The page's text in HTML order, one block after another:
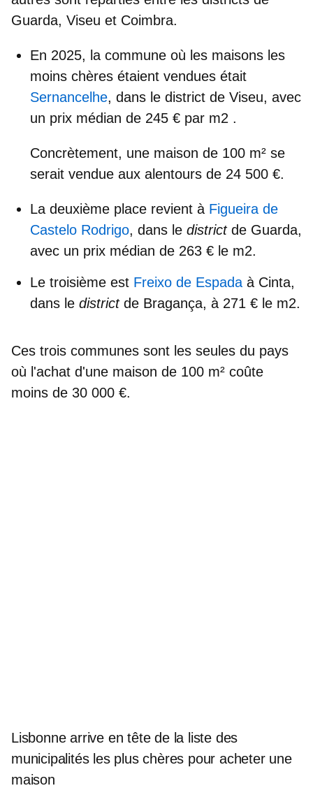
Guarda, Viseu et Coimbra.
En 2025, la commune où les maisons les
moins chères étaient vendues était
Sernancelhe, dans le district de Viseu, avec
un prix médian de 245 € par m2 .
Concrètement, une maison de 100 m² se
serait vendue aux alentours de 24 500 €.
La deuxième place revient à Figueira de
Castelo Rodrigo, dans le district de Guarda,
avec un prix médian de 263 € le m2.
Le troisième est Freixo de Espada à Cinta,
dans le district de Bragança, à 271 € le m2.
Ces trois communes sont les seules du pays
où l'achat d'une maison de 100 m² coûte
moins de 30 000 €.
Lisbonne arrive en tête de la liste des
municipalités les plus chères pour acheter une
maison